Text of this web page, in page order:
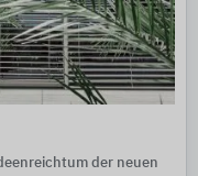
der neuen